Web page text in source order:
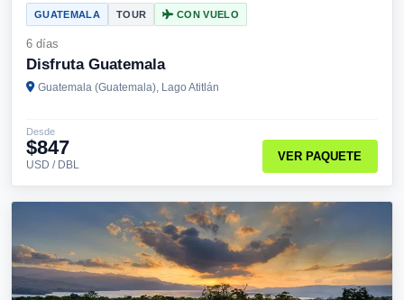
GUATEMALA TOUR CON VUELO
6 días
Disfruta Guatemala
Guatemala (Guatemala), Lago Atitlán
Desde
$847
USD / DBL
VER PAQUETE